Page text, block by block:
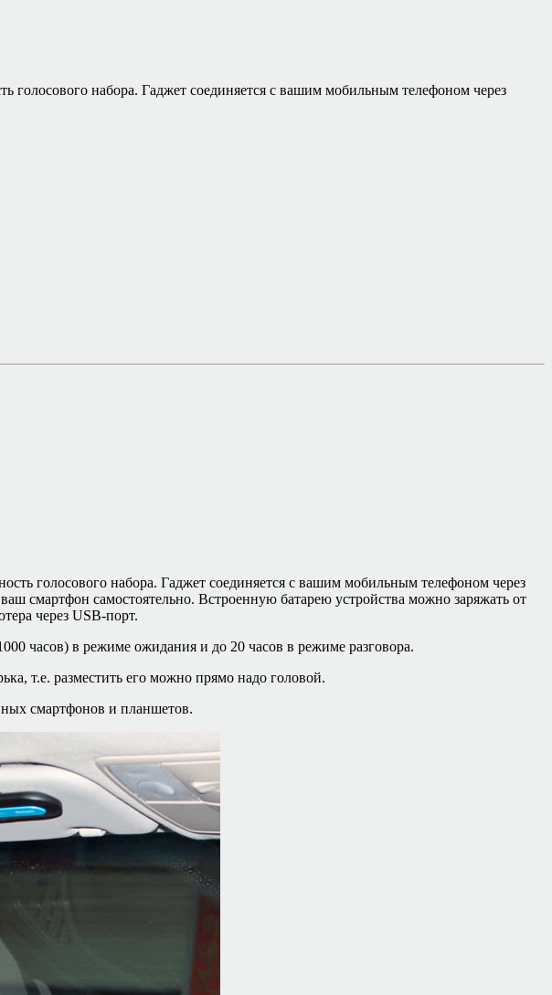
голосового набора. Гаджет соединяется с вашим мобильным телефоном через
голосового набора. Гаджет соединяется с вашим мобильным телефоном через
смартфон самостоятельно. Встроенную батарею устройства можно заряжать от
через USB-порт.
часов) в режиме ожидания и до 20 часов в режиме разговора.
т.е. разместить его можно прямо надо головой.
смартфонов и планшетов.